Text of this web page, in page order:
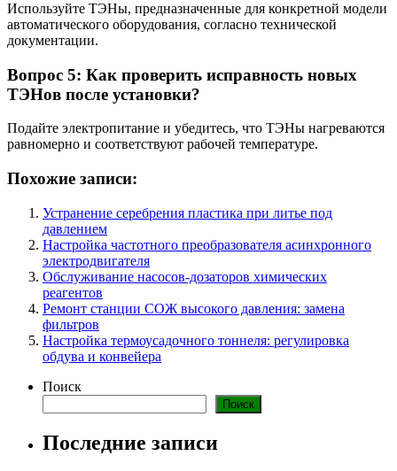
Используйте ТЭНы, предназначенные для конкретной модели
автоматического оборудования, согласно технической
документации.
Вопрос 5: Как проверить исправность новых
ТЭНов после установки?
Подайте электропитание и убедитесь, что ТЭНы нагреваются
равномерно и соответствуют рабочей температуре.
Похожие записи:
Устранение серебрения пластика при литье под
давлением
Настройка частотного преобразователя асинхронного
электродвигателя
Обслуживание насосов-дозаторов химических
реагентов
Ремонт станции СОЖ высокого давления: замена
фильтров
Настройка термоусадочного тоннеля: регулировка
обдува и конвейера
Поиск
Поиск
Последние записи